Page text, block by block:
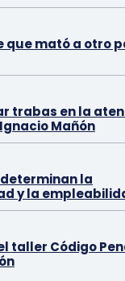
que mató a otro
trabas en la
Mañón
la
y la
taller Código